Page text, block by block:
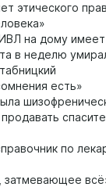
этического
на дому
в неделю
есть»
по
затмевающее